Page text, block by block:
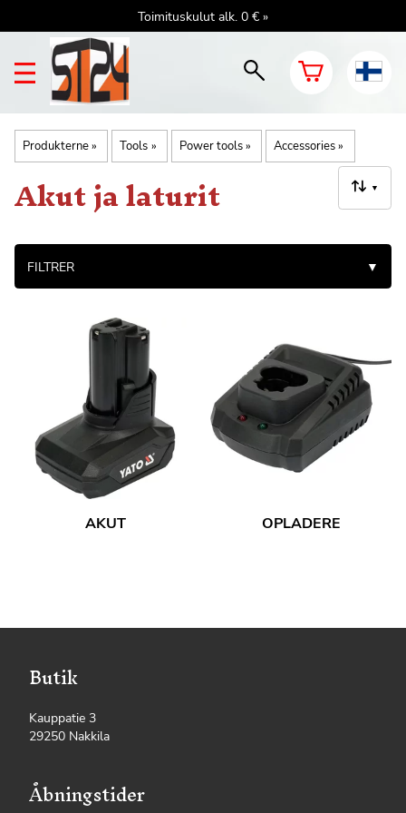
Toimituskulut alk. 0 € »
Produkterne‪» Tools ‪» Power tools‪» Accessories‪»
▼
Akut ja laturit
FILTRER ▼
AKUT OPLADERE
Butik
Kauppatie 3
29250 Nakkila
Åbningstider